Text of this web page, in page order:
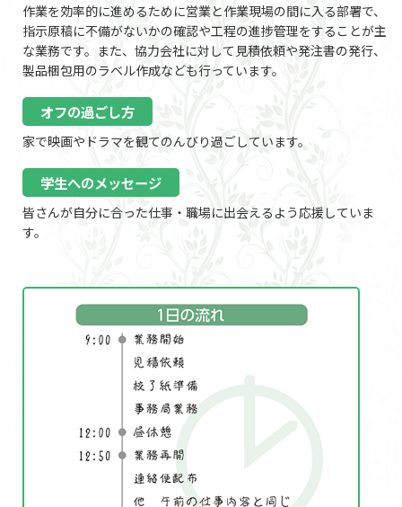
作業を効率的に進めるために営業と作業現場の間に入る部署で、
指示原稿に不備がないかの確認や工程の進捗管理をすることが主
な業務です。また、協力会社に対して見積依頼や発注書の発行、
製品梱包用のラベル作成なども行っています。
オフの過ごし方
家で映画やドラマを観てのんびり過ごしています。
学生へのメッセージ
皆さんが自分に合った仕事・職場に出会えるよう応援していま
す。